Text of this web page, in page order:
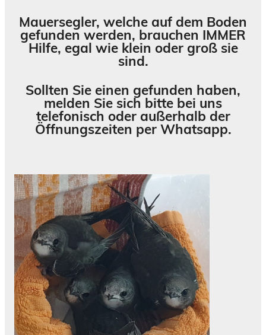
Mauersegler, welche auf dem Boden
gefunden werden, brauchen IMMER
Hilfe, egal wie klein oder groß sie
sind.
Sollten Sie einen gefunden haben,
melden Sie sich bitte bei uns
telefonisch oder außerhalb der
Öffnungszeiten per Whatsapp.